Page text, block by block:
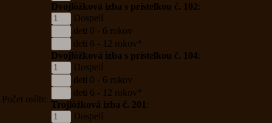
Počet osôb:
Dvojlôžková izba s prístelkou č. 102:
Dospelí
deti 0 - 6 rokov
deti 6 - 12 rokov*
Dvojlôžková izba s prístelkou č. 104:
Dospelí
deti 0 - 6 rokov
deti 6 - 12 rokov*
Trojlôžková izba č. 201 :
Dospelí